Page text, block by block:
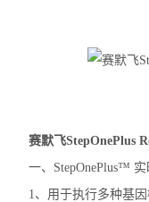
赛默飞Qubit4.0分
赛默飞Countess™
伯乐T100
赛默飞StepOnePlus
一、StepOnePlus™
1、用于执行多种基